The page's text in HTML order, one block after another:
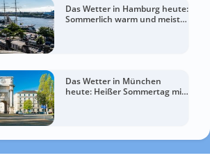
Das Wetter in Hamburg heute:
Sommerlich warm und meist
Das Wetter in München
heute: Heißer Sommertag mit